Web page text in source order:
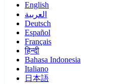
English
العربية
Deutsch
Español
Français
हिन्दी
Bahasa Indonesia
Italiano
日本語